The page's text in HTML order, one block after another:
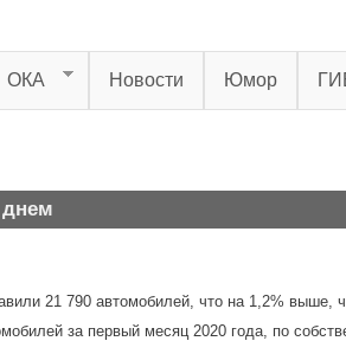
ОКА Новости Юмор
21 790 автомобилей, что на 1,2% выше,
за первый месяц 2020 года, по